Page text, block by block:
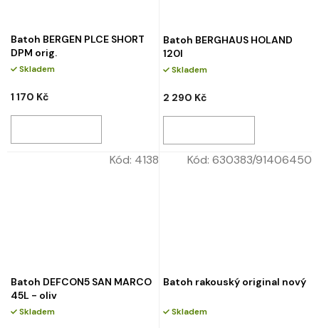
Batoh BERGEN PLCE SHORT
DPM orig.
Skladem
1 170 Kč
Batoh BERGHAUS HOLAND
120l
Skladem
2 290 Kč
Batoh DEFCON5 SAN MARCO
45L - oliv
Skladem
Kód: 4138
Batoh rakouský original nový
Skladem
Kód: 630383/91406450